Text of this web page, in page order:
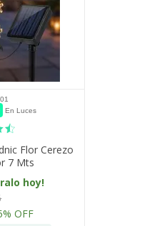
En Luces
Flor Cerezo
7 Mts
hoy!
OFF